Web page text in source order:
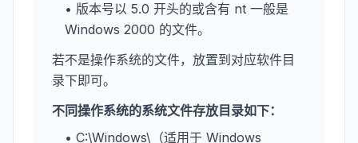
• 版本号以 5.0 开头的或含有 nt 一般是
Windows 2000 的文件。
若不是操作系统的文件，放置到对应软件目
录下即可。
不同操作系统的系统文件存放目录如下：
• C:\Windows\（适用于 Windows